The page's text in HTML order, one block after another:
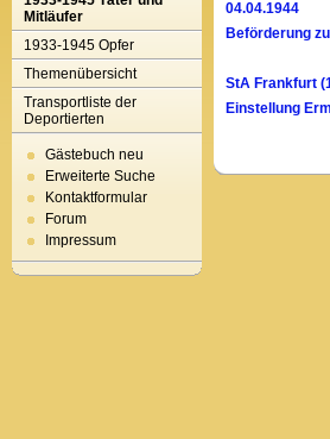
Mitläufer
1933-1945 Opfer
Themenübersicht
Transportliste der
Deportierten
Gästebuch neu
Erweiterte Suche
Kontaktformular
Forum
Impressum
04.04.1944
Beförderung
StA Frankfurt
Einstellung